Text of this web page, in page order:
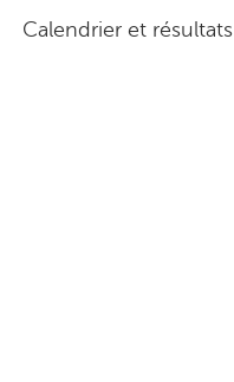
Calendrier et résultats